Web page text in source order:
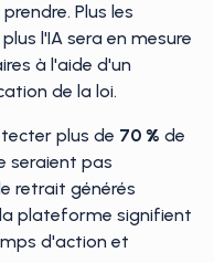
Plus les
l'IA sera en mesure
à l'aide d'un
de la loi.
plus de 70 % de
seraient pas
retrait générés
plateforme signifient
d'action et